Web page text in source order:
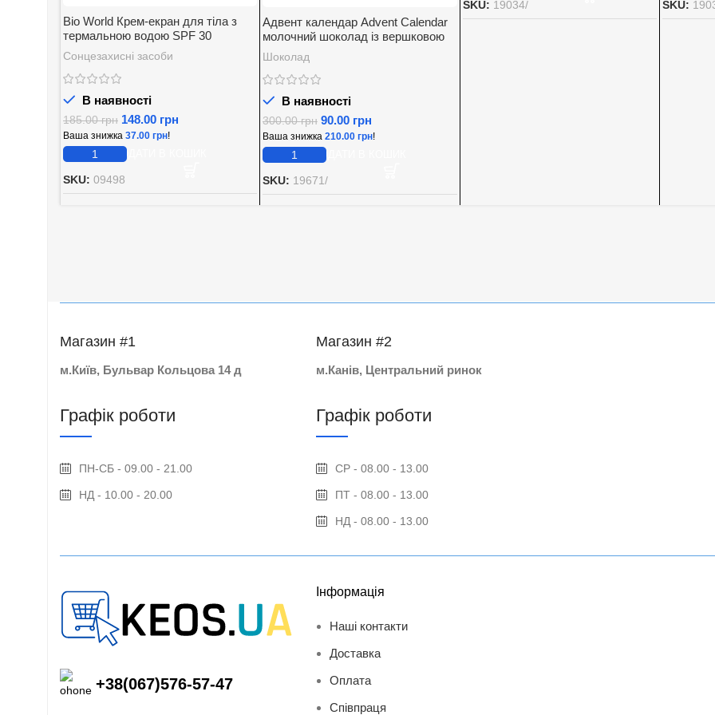
Bio World Крем-екран для тіла з
термальною водою SPF 30
Сонцезахисні засоби
В наявності
185.00грн 148.00 грн
Ваша знижка 37.00 грн!
SKU: 09498
Адвент календар Advent Calendar
молочний шоколад із вершковою
начинкою Baron 200 г.
Шоколад
В наявності
300.00грн 90.00 грн
Ваша знижка 210.00 грн!
SKU: 19671/
SKU: 19034/ SKU:
Магазин #1
м.Київ, Бульвар Кольцова 14 д
Графік роботи
ПН-СБ - 09.00 - 21.00
НД - 10.00 - 20.00
Магазин #2
м.Канів, Центральний ринок
Графік роботи
СР - 08.00 - 13.00
ПТ - 08.00 - 13.00
НД - 08.00 - 13.00
+38(067)576-57-47
Інформація
Наші контакти
Доставка
Оплата
Співпраця